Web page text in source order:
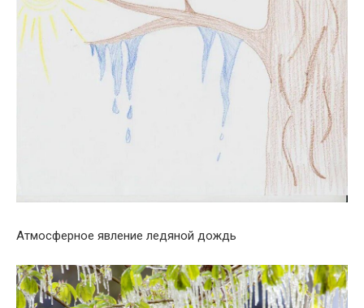
Атмосферное явление ледяной дождь